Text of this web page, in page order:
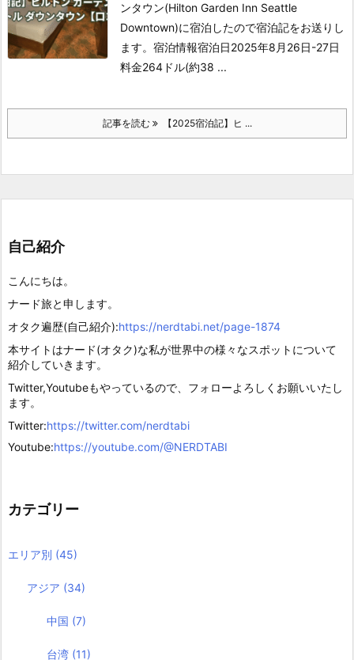
ンタウン(Hilton Garden Inn Seattle
Downtown)に宿泊したので宿泊記をお送りし
ます。 宿泊情報宿泊日2025年8月26日-27日
料金264ドル(約38 ...
記事を読む 【2025宿泊記】ヒ ...
自己紹介
こんにちは。
ナード旅と申します。
オタク遍歴(自己紹介):https://nerdtabi.net/page-1874
本サイトはナード(オタク)な私が世界中の様々なスポットについて
紹介していきます。
Twitter,Youtubeもやっているので、フォローよろしくお願いいたし
ます。
Twitter:https://twitter.com/nerdtabi
Youtube:https://youtube.com/@NERDTABI
カテゴリー
エリア別 (45)
アジア (34)
中国 (7)
台湾 (11)